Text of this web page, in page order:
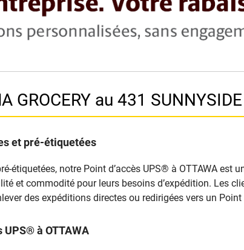
au 431
et pré-étiquetées
étiquetées, notre Point d’accès UPS® à OTTAWA est
et commodité pour leurs besoins d’expédition. Les
des expéditions directes ou redirigées vers un Point
à OTTAWA